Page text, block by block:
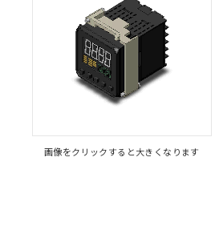
画像をクリックすると大きくなります